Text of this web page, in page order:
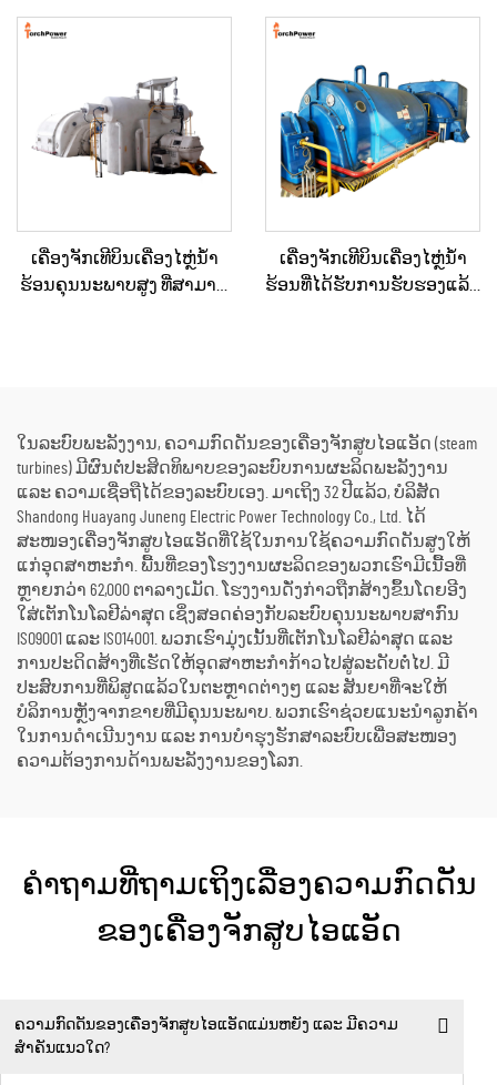
500KW, 1MW ສຳລັບການສະຫ
ອຸດສາຫະກຳ
Pressure) ສອງຂັ້ນຕອນ 3MW-
ຜະລິດພະລັງງານໃນສະຖານີ
ພະລັງງານ
ເຄື່ອງຈັກເທີບິນເຄື່ອງໄຫຼ່ນ້ຳ
ຮ້ອນຄຸນນະພາບສູງ ທີ່ສາມາດ
ເຄື່ອງຈັກເທີບິນເຄື່ອງໄຫຼ່ນ້ຳ
ຮ້ອນທີ່ໄດ້ຮັບການຮັບຮອງແລ້ວ
ໃນລະບົບພະລັງງານ, ຄວາມກົດດັນຂອງເຄື່ອງຈັກສູບໄອແອັດ (steam
turbines) ມີຜົນຕໍ່ປະສິດທິພາບຂອງລະບົບການຜະລິດພະລັງງານ
ແລະ ຄວາມເຊື່ອຖືໄດ້ຂອງລະບົບເອງ. ມາເຖິງ 32 ປີແລ້ວ, ບໍລິສັດ
Shandong Huayang Juneng Electric Power Technology Co., Ltd. ໄດ້
ສະໜອງເຄື່ອງຈັກສູບໄອແອັດທີ່ໃຊ້ໃນການໃຊ້ຄວາມກົດດັນສູງໃຫ້
ແກ່ອຸດສາຫະກຳ. ພື້ນທີ່ຂອງໂຮງງານຜະລິດຂອງພວກເຮົາມີເນື້ອທີ່
ຫຼາຍກວ່າ 62,000 ຕາລາງເມັດ. ໂຮງງານດັ່ງກ່າວຖືກສ້າງຂຶ້ນໂດຍອີງ
ໃສ່ເຕັກໂນໂລຢີລ່າສຸດ ເຊິ່ງສອດຄ່ອງກັບລະບົບຄຸນນະພາບສາກົນ
ISO9001 ແລະ ISO14001. ພວກເຮົາມຸ່ງເນັ້ນທີ່ເຕັກໂນໂລຢີລ່າສຸດ ແລະ
ການປະດິດສ້າງທີ່ເຮັດໃຫ້ອຸດສາຫະກຳກ້າວໄປສູ່ລະດັບຕໍ່ໄປ. ມີ
ປະສົບການທີ່ພິສູດແລ້ວໃນຕະຫຼາດຕ່າງໆ ແລະ ສັນຍາທີ່ຈະໃຫ້
ບໍລິການຫຼັງຈາກຂາຍທີ່ມີຄຸນນະພາບ. ພວກເຮົາຊ່ວຍແນະນຳລູກຄ້າ
ໃນການດຳເນີນງານ ແລະ ການບໍາຮຸງຮັກສາລະບົບເພື່ອສະໜອງ
ຄວາມຕ້ອງການດ້ານພະລັງງານຂອງໂລກ.
ຄຳຖາມທີ່ຖາມເຖິງເລື່ອງຄວາມກົດດັນ
ຂອງເຄື່ອງຈັກສູບໄອແອັດ
ຄວາມກົດດັນຂອງເຄື່ອງຈັກສູບໄອແອັດແມ່ນຫຍັງ ແລະ ມີຄວາມ
ສຳຄັນແນວໃດ?